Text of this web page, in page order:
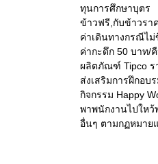
ทุนการศึกษาบุตร
ข้าวฟรี,กับข้าวรา
ค่าเดินทางกรณีไม่
ค่ากะดึก 50 บาท/
ผลิตภัณฑ์ Tipco ร
ส่งเสริมการฝึกอบ
กิจกรรม Happy
พาพนักงานไปใหว้
อื่นๆ ตามกฏหมาย